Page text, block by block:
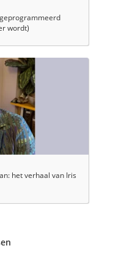
wordt)
het verhaal van Iris